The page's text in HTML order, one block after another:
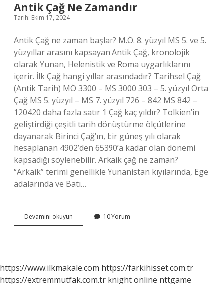
Antik Çağ Ne Zamandır
Tarih: Ekim 17, 2024
Antik Çağ ne zaman başlar? M.Ö. 8. yüzyıl MS 5. ve 5.
yüzyıllar arasını kapsayan Antik Çağ, kronolojik
olarak Yunan, Helenistik ve Roma uygarlıklarını
içerir. İlk Çağ hangi yıllar arasındadır? Tarihsel Çağ
(Antik Tarih) MÖ 3300 – MS 3000 303 – 5. yüzyıl Orta
Çağ MS 5. yüzyıl – MS 7. yüzyıl 726 – 842 MS 842 –
120420 daha fazla satır 1 Çağ kaç yıldır? Tolkien’in
geliştirdiği çeşitli tarih dönüştürme ölçütlerine
dayanarak Birinci Çağ’ın, bir güneş yılı olarak
hesaplanan 4902’den 65390’a kadar olan dönemi
kapsadığı söylenebilir. Arkaik çağ ne zaman?
“Arkaik” terimi genellikle Yunanistan kıyılarında, Ege
adalarında ve Batı…
Devamını okuyun
Çağ
10 Yorum
https://www.ilkmakale.com https://farkihisset.com.tr
https://extremmutfak.com.tr knight online nttgame